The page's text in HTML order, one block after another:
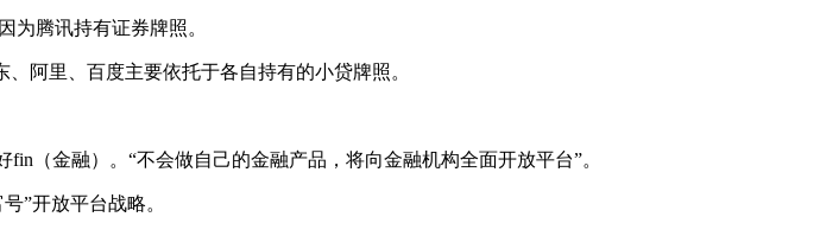
为腾讯持有证券牌照。
阿里、百度主要依托于各自持有的小贷牌照。
（金融）。“不会做自己的金融产品，将向金融机构全面开放平台”。
”开放平台战略。